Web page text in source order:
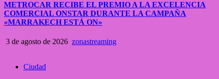
METROCAR RECIBE EL PREMIO A LA EXCELENCIA
COMERCIAL ONSTAR DURANTE LA CAMPAÑA
«MARRAKECH ESTÁ ON»
3 de agosto de 2026 zonastreaming
Ciudad